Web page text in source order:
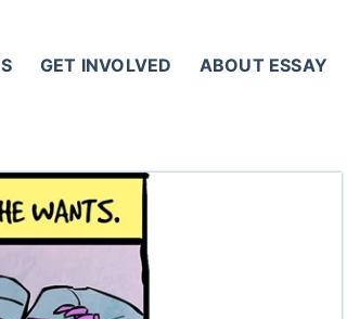
GET INVOLVED ABOUT ESSAY